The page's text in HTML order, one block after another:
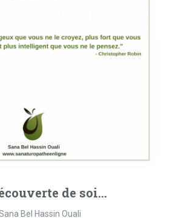
de soi…
Bel Hassin Ouali